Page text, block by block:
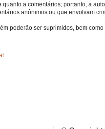
a comentários; portanto, a
anônimos ou que envolvam
poderão ser suprimidos, bem